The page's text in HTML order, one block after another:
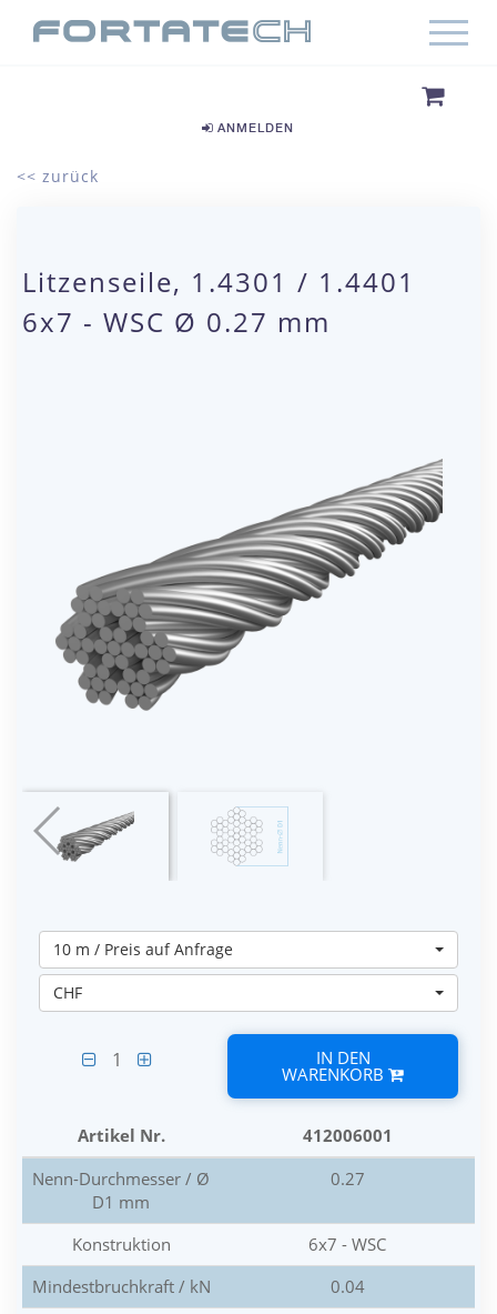
ANMELDEN
<< zurück
Litzenseile, 1.4301 / 1.4401
6x7 - WSC Ø 0.27 mm
10 m / Preis auf Anfrage
CHF
1 IN DEN
WARENKORB
Artikel Nr.
412006001
Nenn-Durchmesser / Ø
D1 mm
0.27
Konstruktion
6x7 - WSC
Mindestbruchkraft / kN
0.04